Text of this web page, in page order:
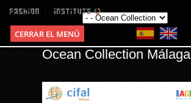
CERRAR EL MENÚ
Ocean Collection Málaga